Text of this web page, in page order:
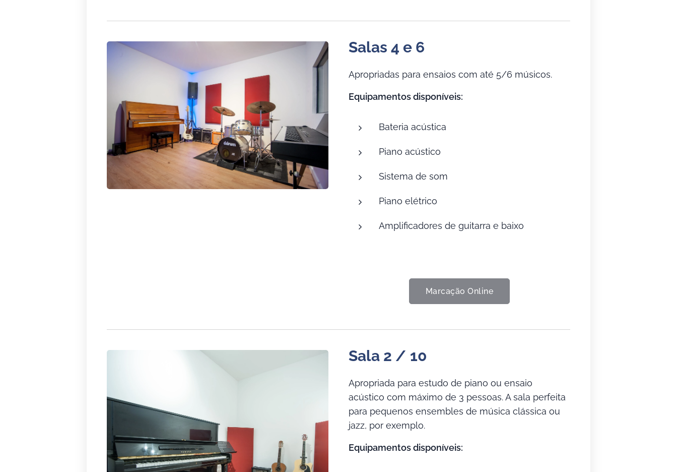
Salas 4 e 6
Apropriadas para ensaios com até 5/6 músicos.
Equipamentos disponíveis:
Bateria acústica
Piano acústico
Sistema de som
Piano elétrico
Amplificadores de guitarra e baixo
Marcação Online
Sala 2 / 10
Apropriada para estudo de piano ou ensaio
acústico com máximo de 3 pessoas. A sala perfeita
para pequenos ensembles de música clássica ou
jazz, por exemplo.
Equipamentos disponíveis: